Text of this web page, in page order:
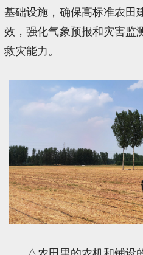
基础设施，确保高标准农田
效，强化气象预报和灾害监
救灾能力。